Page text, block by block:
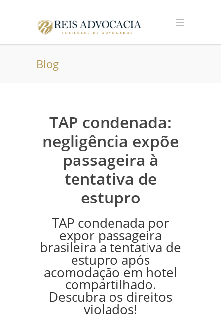
Blog
TAP condenada:
negligência expõe
passageira à
tentativa de
estupro
TAP condenada por
expor passageira
brasileira a tentativa de
estupro após
acomodação em hotel
compartilhado.
Descubra os direitos
violados!